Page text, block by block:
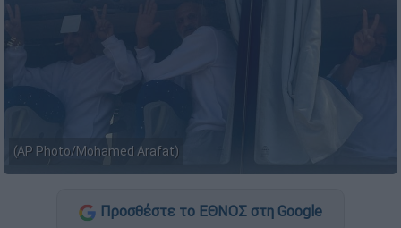
(AP Photo/Mohamed Arafat)
Προσθέστε το ΕΘΝΟΣ στη Google